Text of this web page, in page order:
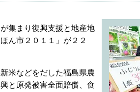
集まり復興支援と地産地
ん市２０１１」が２２
米などをだした福島県農
と原発被害全面賠償、食